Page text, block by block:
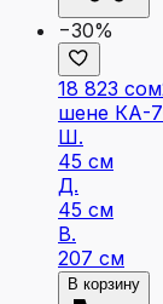
−30%
18 823 сом
шене КА-
Ш.
45 см
Д.
45 см
В.
207 см
В корзину